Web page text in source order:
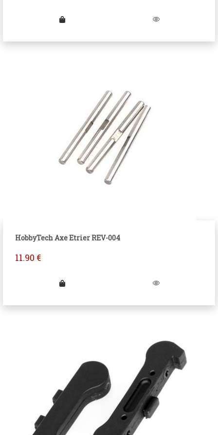
HobbyTech Axe Etrier REV-004
11.90 €